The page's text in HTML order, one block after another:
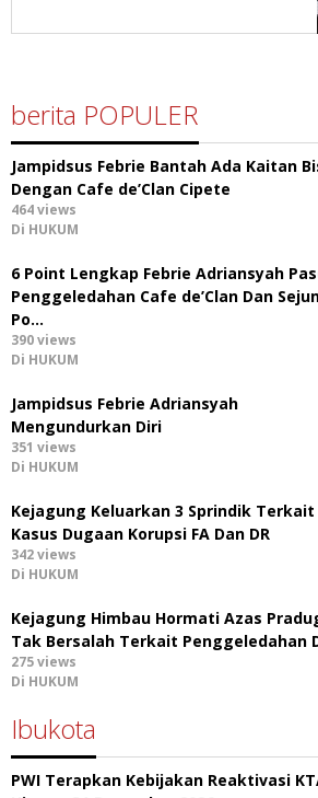
berita POPULER
Jampidsus Febrie Bantah Ada Kaitan
Dengan Cafe de’Clan Cipete
464 views
Di HUKUM
6 Point Lengkap Febrie Adriansyah
Penggeledahan Cafe de’Clan Dan
Po…
390 views
Di HUKUM
Jampidsus Febrie Adriansyah
Mengundurkan Diri
351 views
Di HUKUM
Kejagung Keluarkan 3 Sprindik Terkait
Kasus Dugaan Korupsi FA Dan DR
342 views
Di HUKUM
Kejagung Himbau Hormati Azas
Tak Bersalah Terkait Penggeledahan
275 views
Di HUKUM
Ibukota
PWI Terapkan Kebijakan Reaktivasi